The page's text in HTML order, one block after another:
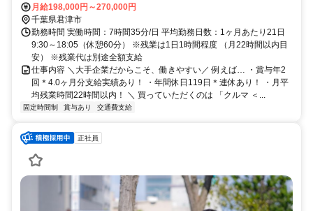
月給198,000円～270,000円
千葉県君津市
勤務時間 実働時間：7時間35分/日 平均勤務日数：1ヶ月あたり21日
9:30～18:05（休憩60分） ※残業は1日1時間程度 （月22時間以内目
安） ※残業代は別途全額支給
仕事内容 ＼大手企業だからこそ、働きやすい／ 例えば… ・賞与年2
回＊4.0ヶ月分支給実績あり！ ・年間休日119日＊連休あり！ ・月平
均残業時間22時間以内！ ＼ 買っていただくのは 「クルマ ＜...
固定時間制 賞与あり 交通費支給
正社員